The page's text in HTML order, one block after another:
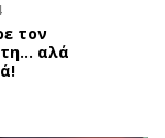
τον
αλά